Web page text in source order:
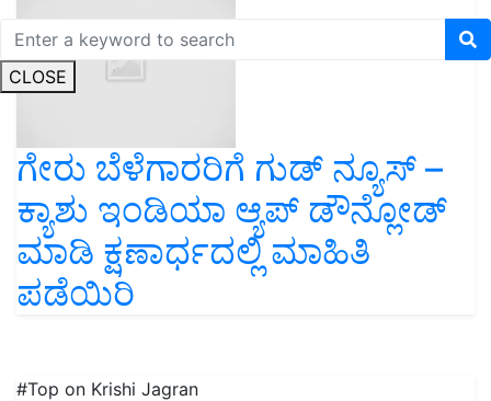
CLOSE
ಗೇರು ಬೆಳೆಗಾರರಿಗೆ ಗುಡ್ ನ್ಯೂಸ್ –
ಕ್ಯಾಶು ಇಂಡಿಯಾ ಆ್ಯಪ್‌ ಡೌನ್ಲೋಡ್
ಮಾಡಿ ಕ್ಷಣಾರ್ಧದಲ್ಲಿ ಮಾಹಿತಿ
ಪಡೆಯಿರಿ
#Top on Krishi Jagran